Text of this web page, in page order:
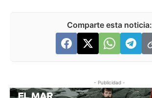
Comparte esta noticia:
- Publicidad -